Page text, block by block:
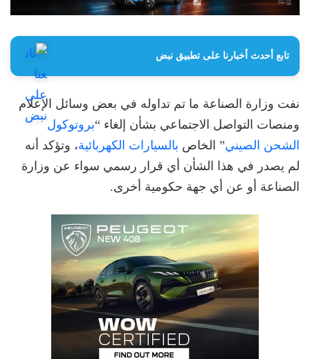
تابع أحدث أخبارنا على تطبيق نبض
نفت وزارة الصناعة ما تم تداوله في بعض وسائل الإعلام
ومنصات التواصل الاجتماعي بشأن إلغاء “بروتوكول
الشحن الصيني” الخاص بالسيارات الكهربائية، وتؤكد أنه
لم يصدر في هذا الشأن أي قرار رسمي سواء عن وزارة
الصناعة أو عن أي جهة حكومية أخرى.